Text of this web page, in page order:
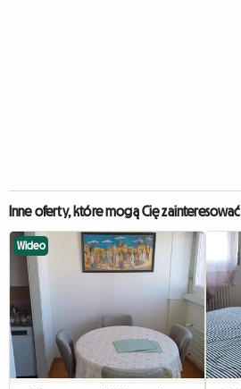
Inne oferty, które mogą Cię zainteresować
Wideo